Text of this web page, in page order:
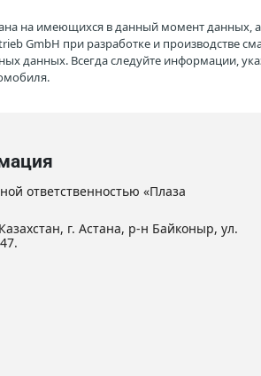
на имеющихся в данный момент данных,
GmbH при разработке и производстве
данных. Всегда следуйте информации,
ответственностью «Плаза
г. Астана, р-н Байконыр, ул.